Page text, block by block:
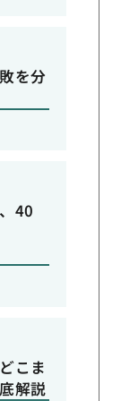
を分
40
こま
解説